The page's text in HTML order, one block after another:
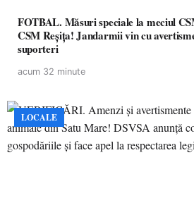
FOTBAL. Măsuri speciale la meciul
CSM Reșița! Jandarmii vin cu
suporteri
acum 32 minute
LOCALE